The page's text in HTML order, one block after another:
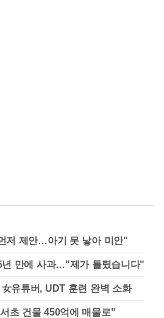
저 제안…아기 못 낳아 미안"
년 만에 사과…"제가 틀렸습니다"
유튜버, UDT 훈련 완벽 소화
초 건물 450억에 매물로"